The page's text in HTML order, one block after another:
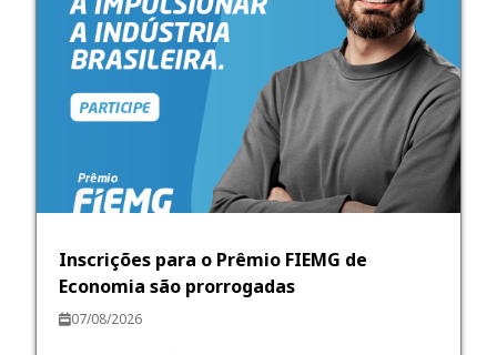
Inscrições para o Prêmio FIEMG de
Economia são prorrogadas
07/08/2026